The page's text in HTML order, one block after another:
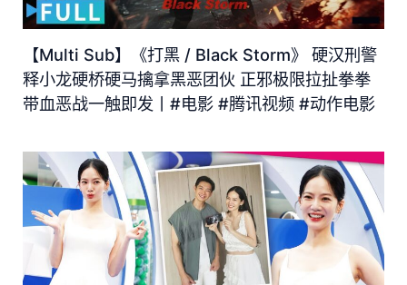
【Multi Sub】《打黑 / Black Storm》 硬汉刑警
释小龙硬桥硬马擒拿黑恶团伙 正邪极限拉扯拳拳
带血恶战一触即发丨#电影 #腾讯视频 #动作电影